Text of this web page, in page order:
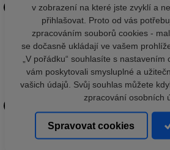
v zobrazení na které jste zvyklí a
přihlašovat. Proto od vás
zpracováním souborů cookies -
se dočasně ukládají ve vašem
„V pořádku“ souhlasíte s
vám poskytovali smysluplné a
vašich údajů. Svůj souhlas můžete
zpracování osobních
Spravovat cookies